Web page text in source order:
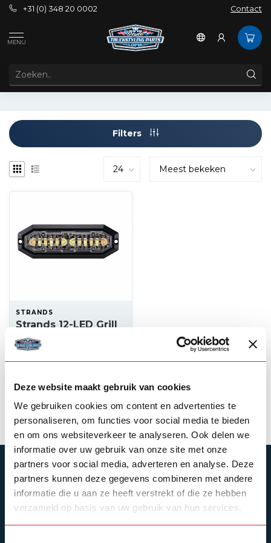
Deze website maakt gebruik van cookies
We gebruiken cookies om content en advertenties te
personaliseren, om functies voor social media te bieden
en om ons websiteverkeer te analyseren. Ook delen we
informatie over uw gebruik van onze site met onze
partners voor social media, adverteren en analyse. Deze
partners kunnen deze gegevens combineren met andere
informatie die u aan ze heeft verstrekt of die ze hebben
verzameld op basis van uw gebruik van hun services.
+31 (0) 348 20 0002 Contact
MENU
Filters
STRANDS
Strands 12-LED Grill
flitser oranje/wit 12-
24v
Product bekijken
ABONNEER JE OP ONZE NIEUWSBRIEF
Blijf op de hoogte over onze laatste acties